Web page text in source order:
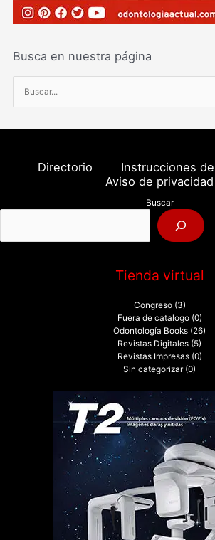
Busca en nuestra página
u
s
o
:
Directorio
Instrucciones
Aviso de privacidad
Buscar
Tienda virtual
Congreso (3)
Fuera de catalogo (0)
Odontología Books (26)
Revistas Digitales (5)
Revistas Impresas (0)
Sin categorizar (0)